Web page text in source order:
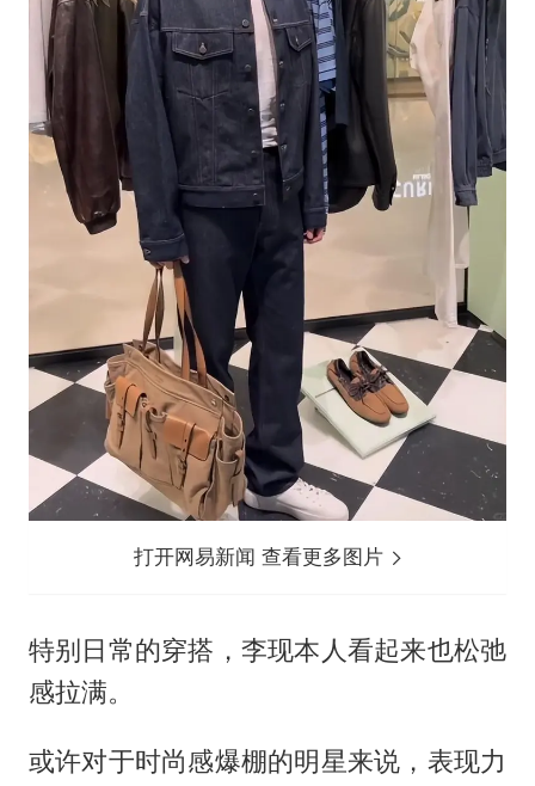
打开网易新闻 查看更多图片
特别日常的穿搭，李现本人看起来也松弛
感拉满。
或许对于时尚感爆棚的明星来说，表现力